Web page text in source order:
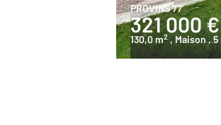
PROVINS 77
321 000 €
130,0 m2 , Maison, 5